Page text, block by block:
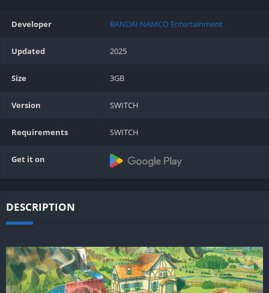
Developer BANDAI NAMCO Entertainment
Updated 2025
Size 3GB
Version SWITCH
Requirements SWITCH
Get it on
DESCRIPTION